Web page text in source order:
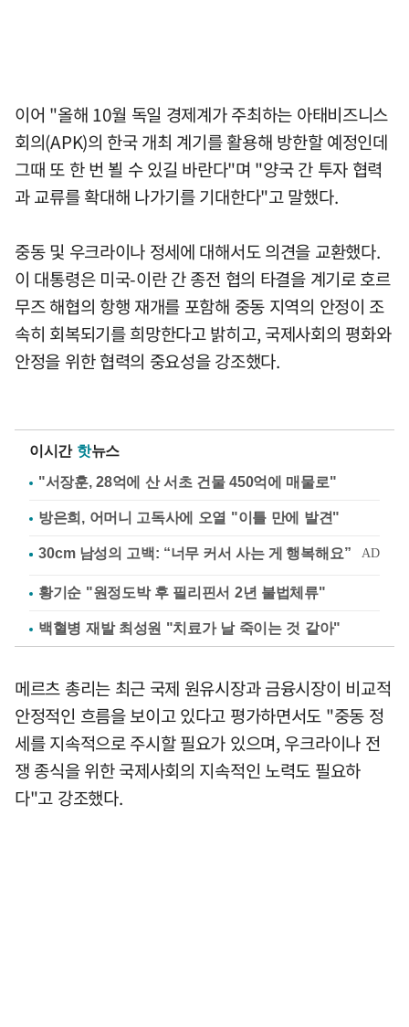
이어 "올해 10월 독일 경제계가 주최하는 아태비즈니스
회의(APK)의 한국 개최 계기를 활용해 방한할 예정인데
그때 또 한 번 뵐 수 있길 바란다"며 "양국 간 투자 협력
과 교류를 확대해 나가기를 기대한다"고 말했다.
중동 및 우크라이나 정세에 대해서도 의견을 교환했다.
이 대통령은 미국-이란 간 종전 협의 타결을 계기로 호르
무즈 해협의 항행 재개를 포함해 중동 지역의 안정이 조
속히 회복되기를 희망한다고 밝히고, 국제사회의 평화와
안정을 위한 협력의 중요성을 강조했다.
이시간 핫뉴스
"서장훈, 28억에 산 서초 건물 450억에 매물로"
방은희, 어머니 고독사에 오열 "이틀 만에 발견"
황기순 "원정도박 후 필리핀서 2년 불법체류"
백혈병 재발 최성원 "치료가 날 죽이는 것 같아"
메르츠 총리는 최근 국제 원유시장과 금융시장이 비교적
안정적인 흐름을 보이고 있다고 평가하면서도 "중동 정
세를 지속적으로 주시할 필요가 있으며, 우크라이나 전
쟁 종식을 위한 국제사회의 지속적인 노력도 필요하
다"고 강조했다.